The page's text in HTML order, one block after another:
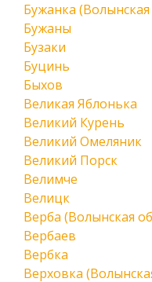
Бужанка (Волынская
Бужаны
Бузаки
Буцинь
Быхов
Великая Яблонька
Великий Курень
Великий Омеляник
Великий Порск
Велимче
Велицк
Верба (Волынская
Вербаев
Вербка
Верховка